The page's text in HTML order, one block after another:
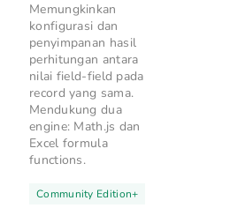
Memungkinkan
konfigurasi dan
penyimpanan hasil
perhitungan antara
nilai field-field pada
record yang sama.
Mendukung dua
engine: Math.js dan
Excel formula
functions.
Community Edition+